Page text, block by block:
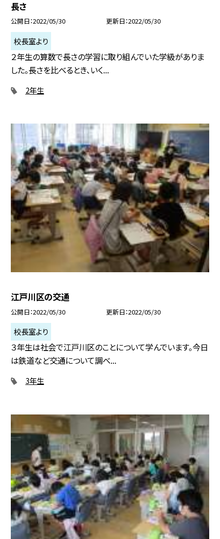
長さ
公開日 2022/05/30 更新日 2022/05/30
校長室より
２年生の算数で長さの学習に取り組んでいた学級がありま
した。長さを比べるとき、いく...
2年生
江戸川区の交通
公開日 2022/05/30 更新日 2022/05/30
校長室より
３年生は社会で江戸川区のことについて学んでいます。今日
は鉄道など交通について調べ...
3年生